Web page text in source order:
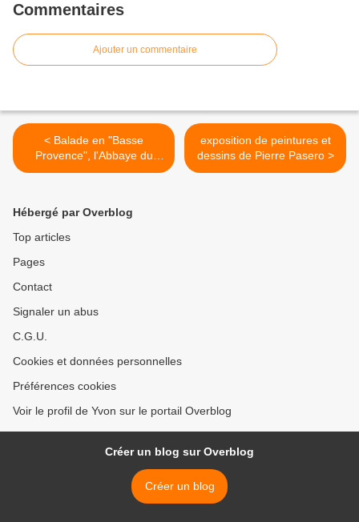
Commentaires
Ajouter un commentaire
< Balade en "Basse
Provence", l'Abbaye du
Thoronet...
exposition de peintures et
dessins de Pierre Pasero >
Hébergé par Overblog
Top articles
Pages
Contact
Signaler un abus
C.G.U.
Cookies et données personnelles
Préférences cookies
Voir le profil de Yvon sur le portail Overblog
Créer un blog sur Overblog
Créer un blog